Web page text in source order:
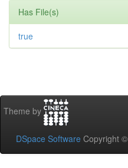
Has File(s)
true
Theme by
DSpace Software Copyright